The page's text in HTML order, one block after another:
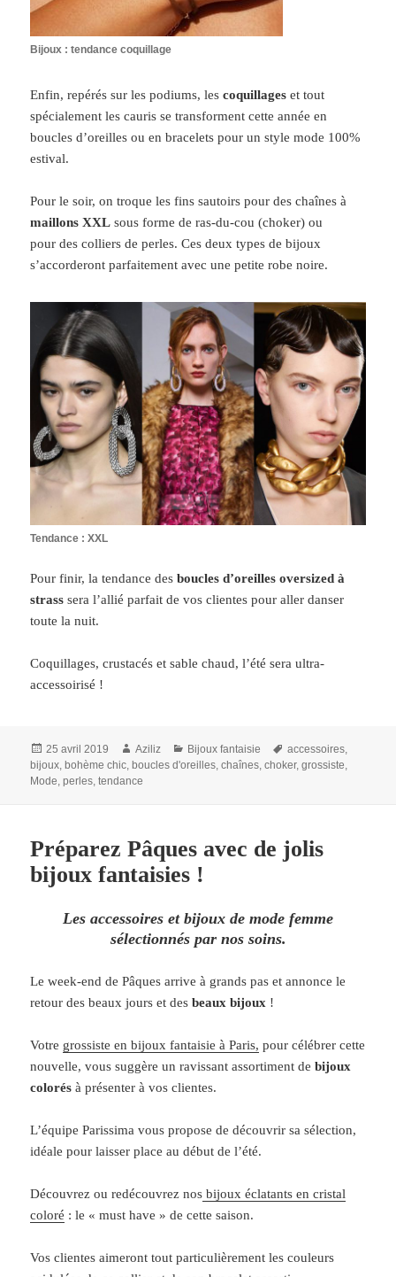
Bijoux : tendance coquillage
Enfin, repérés sur les podiums,lescoquillages et tout
spécialement les cauris se transforment cette année en
boucles d’oreilles ou en bracelets pour un style mode 100%
estival.
Pour le soir, on troque les fins sautoirs pour des chaînes à
maillons XXL sous forme de ras-du-cou (choker) ou
pourdes colliers de perles. Ces deux types de bijoux
s’accorderont parfaitementavec une petite robe noire.
Tendance : XXL
Pour finir, la tendance desboucles d’oreilles oversized à
strass sera l’allié parfait de vos clientes pour aller danser
toute la nuit.
Coquillages, crustacés et sable chaud, l’été sera ultra-
accessoirisé !
Publié
le
25 avril 2019 Auteur
Aziliz Catégories
Bijoux fantaisie
Mots-
clés
accessoires,
bijoux, bohème chic, boucles d'oreilles,chaînes,choker,grossiste,
Mode,perles,tendance
Préparez Pâques avec de jolis
bijoux fantaisies !
Les accessoires et bijoux de mode femme
sélectionnés par nos soins.
Le week-end de Pâques arrive à grands pas et annonce le
retour des beaux jours et desbeaux bijoux !
Votre grossiste en bijoux fantaisie à Paris, pour célébrer cette
nouvelle, vous suggère un ravissant assortiment debijoux
colorés à présenter à vos clientes.
L’équipe Parissima vous propose de découvrir sa sélection,
idéale pour laisser place au début de l’été.
Découvrez ou redécouvrez nos bijoux éclatants en cristal
coloré : le « must have » de cette saison.
Vos clientes aimeront tout particulièrement les couleurs